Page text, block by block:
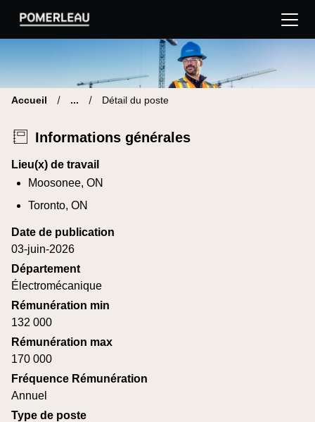
Pomerleau Site carrière | Trouve ton nouveau poste
Accueil ... Détail du poste
Informations générales
Lieu(x) de travail
Moosonee, ON
Toronto, ON
Date de publication
03-juin-2026
Département
Électromécanique
Rémunération min
132 000
Rémunération max
170 000
Fréquence Rémunération
Annuel
Type de poste